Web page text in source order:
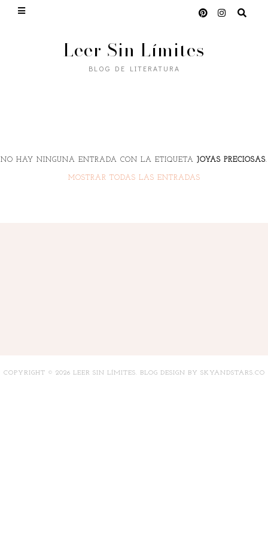
Leer Sin Límites
BLOG DE LITERATURA
NO HAY NINGUNA ENTRADA CON LA ETIQUETA JOYAS PRECIOSAS.
MOSTRAR TODAS LAS ENTRADAS
COPYRIGHT © 2026 LEER SIN LÍMITES. BLOG DESIGN BY SKYANDSTARS.CO